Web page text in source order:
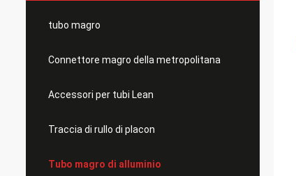
tubo magro
Connettore magro della metropolitana
Accessori per tubi Lean
Traccia di rullo di placon
Tubo magro di alluminio